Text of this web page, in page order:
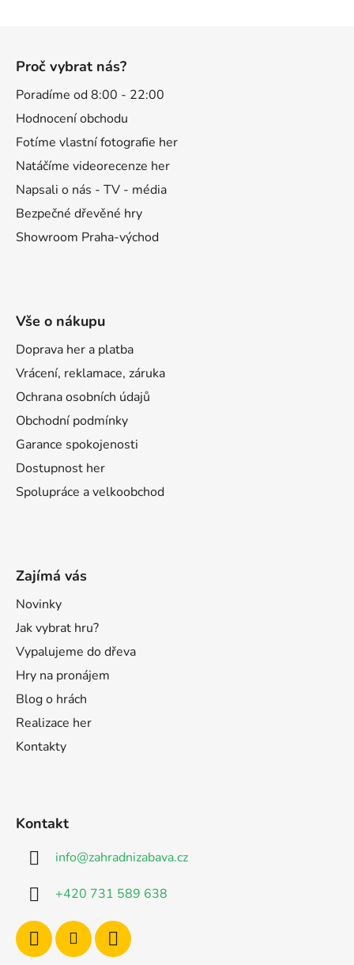
Proč vybrat nás?
Poradíme od 8:00 - 22:00
Hodnocení obchodu
Fotíme vlastní fotografie her
Natáčíme videorecenze her
Napsali o nás - TV - média
Bezpečné dřevěné hry
Showroom Praha-východ
Vše o nákupu
Doprava her a platba
Vrácení, reklamace, záruka
Ochrana osobních údajů
Obchodní podmínky
Garance spokojenosti
Dostupnost her
Spolupráce a velkoobchod
Zajímá vás
Novinky
Jak vybrat hru?
Vypalujeme do dřeva
Hry na pronájem
Blog o hrách
Realizace her
Kontakty
Kontakt
info@zahradnizabava.cz
+420 731 589 638